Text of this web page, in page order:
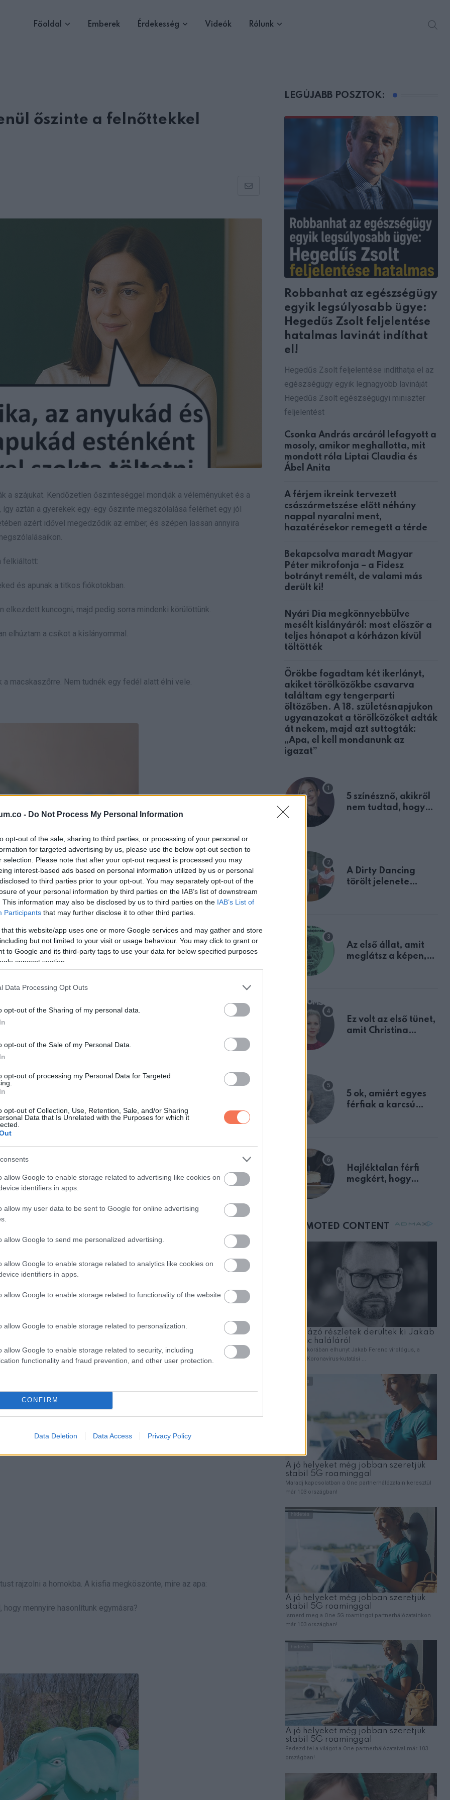
- Do Not Process My Personal Information
opt-out of the sale, sharing to third parties, or processing of your personal or
for targeted advertising by us, please use the below opt-out section to
selection. Please note that after your opt-out request is processed you may
interest-based ads based on personal information utilized by us or personal
to third parties prior to your opt-out. You may separately opt-out of the
of your personal information by third parties on the IAB’s list of downstream
This information may also be disclosed by us to third parties on the IAB’s List of
Participants that may further disclose it to other third parties.
that this website/app uses one or more Google services and may gather and store
but not limited to your visit or usage behaviour. You may click to grant or
to Google and its third-party tags to use your data for below specified purposes
consent section.
Data Processing Opt Outs
opt-out of the Sharing of my personal data.
opt-out of the Sale of my Personal Data.
opt-out of processing my Personal Data for Targeted
opt-out of Collection, Use, Retention, Sale, and/or Sharing
Data that Is Unrelated with the Purposes for which it
allow Google to enable storage related to advertising like cookies on
identifiers in apps.
allow my user data to be sent to Google for online advertising
allow Google to send me personalized advertising.
allow Google to enable storage related to analytics like cookies on
identifiers in apps.
allow Google to enable storage related to functionality of the website
allow Google to enable storage related to personalization.
allow Google to enable storage related to security, including
functionality and fraud prevention, and other user protection.
CONFIRM
Data Deletion Data Access Privacy Policy
Főoldal Emberek Érdekesség Videók Rólunk
őszinte a felnőttekkel
Share
Email
a szájukat. Kendőzetlen őszinteséggel mondják a véleményüket és a
aztán a gyerekek egy-egy őszinte megszólalása felérhet egy jól
azért idővel megedződik az ember, és szépen lassan annyira
felkiáltott:
és apunak a titkos fiókotokban.
elkezdett kuncogni, majd pedig sorra mindenki körülöttünk.
elhúztam a csíkot a kislányommal.
macskaszőrre. Nem tudnék egy fedél alatt élni vele.
amikor még 5 éves voltam. A főnök odajött köszönni
gyökér vagy.
a kedvence.
közben az asztalnál:
hogy te még 3-ig sem tudsz elszámolni. De ne aggódj, majd én
rajzolni a homokba. A kisfia megköszönte, mire az apa:
mennyire hasonlítunk egymásra?
LEGÚJABB POSZTOK:
Robbanhat az egészségügy
egyik legsúlyosabb ügye:
Hegedűs Zsolt feljelentése
hatalmas lavinát indíthat
el!
Hegedűs Zsolt feljelentése indíthatja el az
egészségügy egyik legnagyobb lavináját
Hegedűs Zsolt egészségügyi miniszter
feljelentést
Csonka András arcáról lefagyott a
mosoly, amikor meghallotta, mit
mondott róla Liptai Claudia és
Ábel Anita
A férjem ikreink tervezett
császármetszése előtt néhány
nappal nyaralni ment,
hazatérésekor remegett a térde
Bekapcsolva maradt Magyar
Péter mikrofonja – a Fidesz
botrányt remélt, de valami más
derült ki!
Nyári Dia megkönnyebbülve
mesélt kislányáról: most először a
teljes hónapot a kórházon kívül
töltötték
Örökbe fogadtam két ikerlányt,
akiket törölközőkbe csavarva
találtam egy tengerparti
öltözőben. A 18. születésnapjukon
ugyanazokat a törölközőket adták
át nekem, majd azt suttogták:
„Apa, el kell mondanunk az
igazat”
5 színésznő, akikről
nem tudtad, hogy
A Dirty Dancing
törölt jelenete
Az első állat, amit
meglátsz a képen,
Ez volt az első tünet,
amit Christina
5 ok, amiért egyes
férfiak a karcsú
Hajléktalan férfi
megkért, hogy
mellettem ült az első